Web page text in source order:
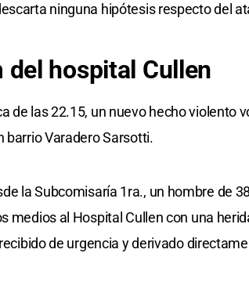
ninguna hipótesis respecto del
del hospital Cullen
de las 22.15, un nuevo hecho violento
barrio Varadero Sarsotti.
la Subcomisaría 1ra., un hombre de
medios al Hospital Cullen con una
de urgencia y derivado